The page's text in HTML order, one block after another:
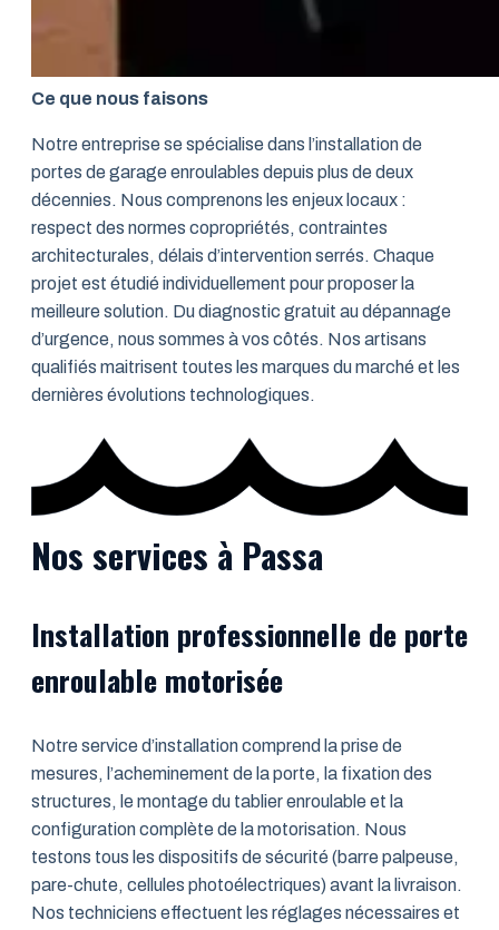
Ce que nous faisons
Notre entreprise se spécialise dans l’installation de
portes de garage enroulables depuis plus de deux
décennies. Nous comprenons les enjeux locaux :
respect des normes copropriétés, contraintes
architecturales, délais d’intervention serrés. Chaque
projet est étudié individuellement pour proposer la
meilleure solution. Du diagnostic gratuit au dépannage
d’urgence, nous sommes à vos côtés. Nos artisans
qualifiés maitrisent toutes les marques du marché et les
dernières évolutions technologiques.
Nos services à Passa
Installation professionnelle de porte
enroulable motorisée
Notre service d’installation comprend la prise de
mesures, l’acheminement de la porte, la fixation des
structures, le montage du tablier enroulable et la
configuration complète de la motorisation. Nous
testons tous les dispositifs de sécurité (barre palpeuse,
pare-chute, cellules photoélectriques) avant la livraison.
Nos techniciens effectuent les réglages nécessaires et